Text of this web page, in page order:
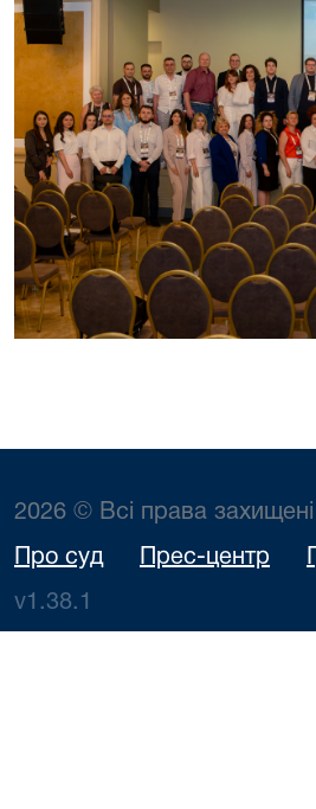
2026 © Всі права захищені
Про суд Прес-центр
v1.38.1